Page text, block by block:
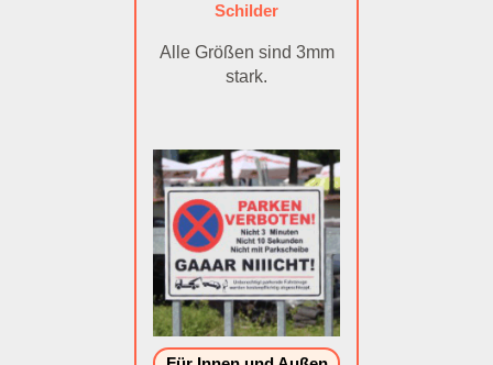
Schilder
Alle Größen sind 3mm
stark.